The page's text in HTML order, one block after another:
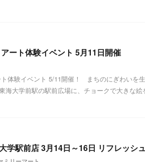
ート体験イベント 5月11日開催
体験イベント 5/11開催！ まちのにぎわいを
海大学前駅の駅前広場に、チョークで大きな絵
学駅前店 3月14日～16日 リフレッシ